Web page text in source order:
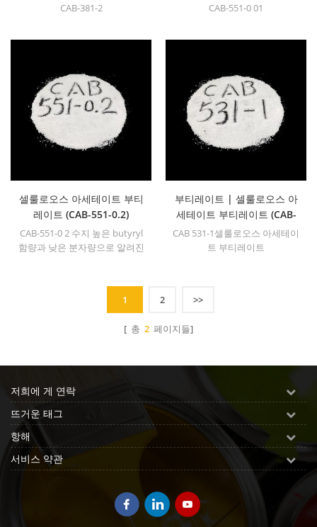
업체
CAB-381-2
(CAB-551-0.01)
CAB-551-0 01
셀룰로오스 아세테이트 부티
레이트 (CAB-551-0.2)
CAB-551-0 2 수지 높은 butyryl
함량과 낮은 분자량으로 알려진
와 쉽게 혼합 될 수 있으며 용해
부티레이트 | 셀룰로오스 아
세테이트 부티레이트 (CAB-
531-1)
CAB 531-1셀룰로오스 아세테이
트 부티레이트
1 2 >>
[ 총 2 페이지들]
저희에 게 연락
뜨거운 태그
항해
서비스 약관